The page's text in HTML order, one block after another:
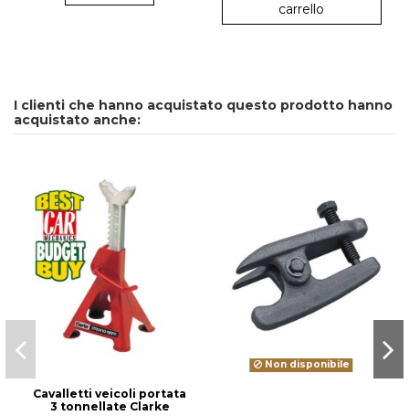
carrello
I clienti che hanno acquistato questo prodotto hanno
acquistato anche:
Cavalletti veicoli portata
3 tonnellate Clarke
Non disponibile